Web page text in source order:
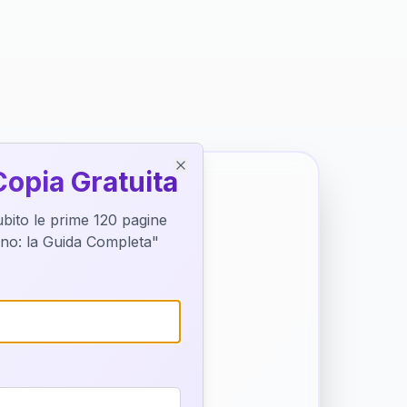
di
Gratuita
le prime 120 pagine
la Guida Completa"